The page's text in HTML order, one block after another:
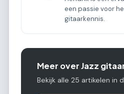
een passie voor
gitaarkennis.
Meer over Jazz
Bekijk alle 25 artikelen in